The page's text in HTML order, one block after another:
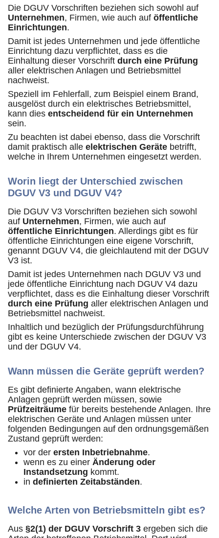
Die DGUV Vorschriften beziehen sich sowohl auf
Unternehmen, Firmen, wie auch auf öffentliche
Einrichtungen.
Damit ist jedes Unternehmen und jede öffentliche
Einrichtung dazu verpflichtet, dass es die
Einhaltung dieser Vorschrift durch eine Prüfung
aller elektrischen Anlagen und Betriebsmittel
nachweist.
Speziell im Fehlerfall, zum Beispiel einem Brand,
ausgelöst durch ein elektrisches Betriebsmittel,
kann dies entscheidend für ein Unternehmen
sein.
Zu beachten ist dabei ebenso, dass die Vorschrift
damit praktisch alle elektrischen Geräte betrifft,
welche in Ihrem Unternehmen eingesetzt werden.
Worin liegt der Unterschied zwischen
DGUV V3 und DGUV V4?
Die DGUV V3 Vorschriften beziehen sich sowohl
auf Unternehmen, Firmen, wie auch auf
öffentliche Einrichtungen. Allerdings gibt es für
öffentliche Einrichtungen eine eigene Vorschrift,
genannt DGUV V4, die gleichlautend mit der DGUV
V3 ist.
Damit ist jedes Unternehmen nach DGUV V3 und
jede öffentliche Einrichtung nach DGUV V4 dazu
verpflichtet, dass es die Einhaltung dieser Vorschrift
durch eine Prüfung aller elektrischen Anlagen und
Betriebsmittel nachweist.
Inhaltlich und bezüglich der Prüfungsdurchführung
gibt es keine Unterschiede zwischen der DGUV V3
und der DGUV V4.
Wann müssen die Geräte geprüft werden?
Es gibt definierte Angaben, wann elektrische
Anlagen geprüft werden müssen, sowie
Prüfzeiträume für bereits bestehende Anlagen. Ihre
elektrischen Geräte und Anlagen müssen unter
folgenden Bedingungen auf den ordnungsgemäßen
Zustand geprüft werden:
vor der ersten Inbetriebnahme.
wenn es zu einer Änderung oder
Instandsetzung kommt.
in definierten Zeitabständen.
Welche Arten von Betriebsmitteln gibt es?
Aus §2(1) der DGUV Vorschrift 3 ergeben sich die